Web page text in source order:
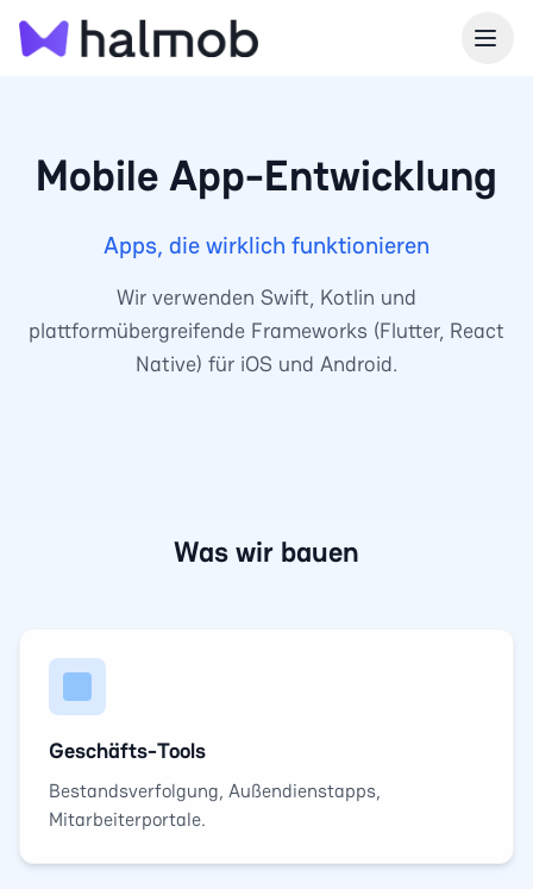
Mobile App-Entwicklung
Apps, die wirklich funktionieren
Wir verwenden Swift, Kotlin und
plattformübergreifende Frameworks (Flutter, React
Native) für iOS und Android.
Was wir bauen
Geschäfts-Tools
Bestandsverfolgung, Außendienstapps,
Mitarbeiterportale.